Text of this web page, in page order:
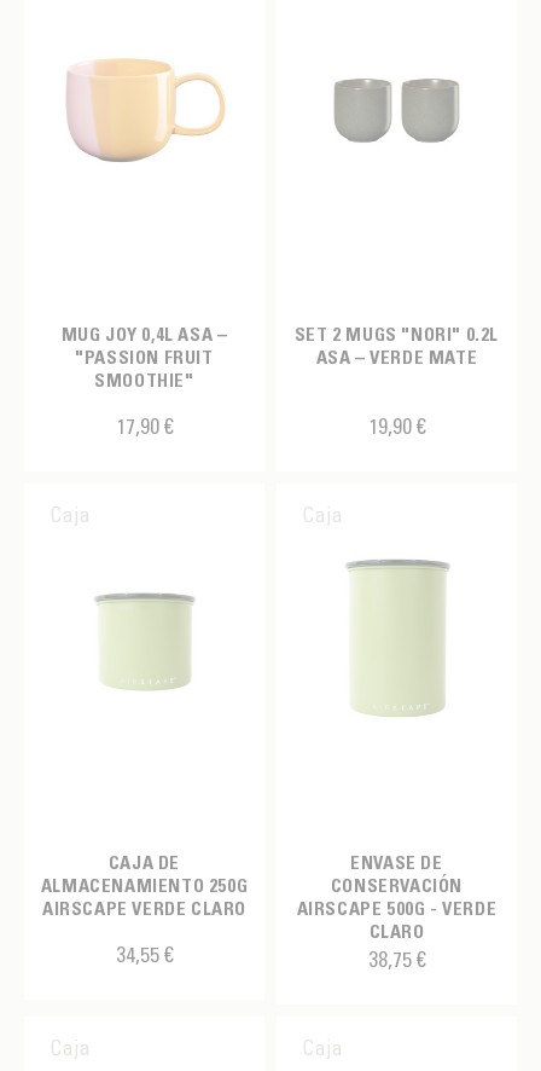
MUG JOY 0,4L ASA –
"PASSION FRUIT
SMOOTHIE"
17,90 €
SET 2 MUGS "NORI" 0.2L
ASA – VERDE MATE
19,90 €
Caja
CAJA DE
ALMACENAMIENTO 250G
AIRSCAPE VERDE CLARO
34,55 €
Caja
ENVASE DE
CONSERVACIÓN
AIRSCAPE 500G - VERDE
CLARO
38,75 €
Caja Caja